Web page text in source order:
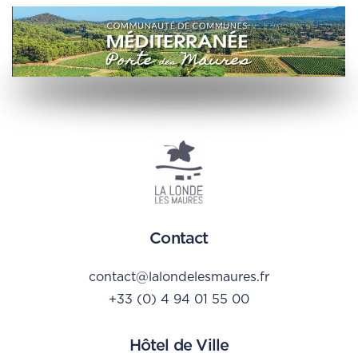
Hôtel de Ville
Contact
contact@lalondelesmaures.fr
+33 (0) 4 94 01 55 00